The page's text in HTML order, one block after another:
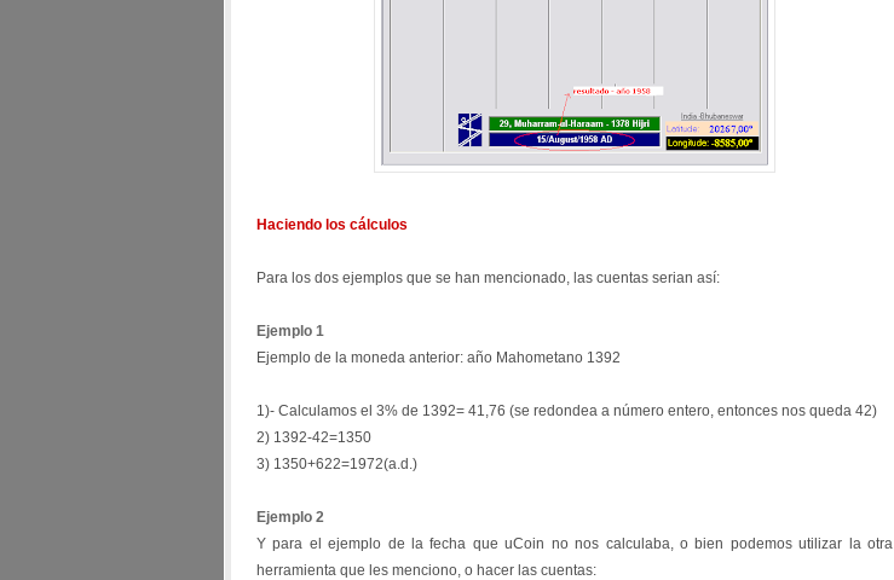
Haciendo los cálculos
Para los dos ejemplos que se han mencionado, las cuentas serian así:
Ejemplo 1
Ejemplo de la moneda anterior: año Mahometano 1392
1)- Calculamos el 3% de 1392= 41,76 (se redondea a número entero, entonces nos queda 42)
2) 1392-42=1350
3) 1350+622=1972(a.d.)
Ejemplo 2
Y para el ejemplo de la fecha que uCoin no nos calculaba, o bien podemos utilizar la otra
herramienta que les menciono, o hacer las cuentas: